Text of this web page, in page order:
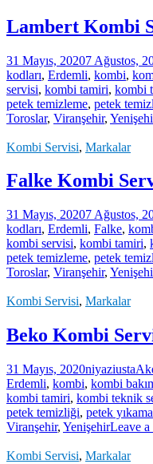
Lambert Kombi
31 Mayıs, 20207 Ağustos,
kodları, Erdemli, kombi,
servisi, kombi tamiri, kombi
petek temizleme, petek
Toroslar, Viranşehir,
Kombi Servisi, Markalar
Falke Kombi
31 Mayıs, 20207 Ağustos,
kodları, Erdemli, Falke,
kombi servisi, kombi tamiri,
petek temizleme, petek
Toroslar, Viranşehir,
Kombi Servisi, Markalar
Beko Kombi
31 Mayıs, 2020niyaziusta
Erdemli, kombi, kombi
kombi tamiri, kombi teknik
petek temizliği, petek yıkama
Viranşehir, YenişehirLeave a
Kombi Servisi, Markalar